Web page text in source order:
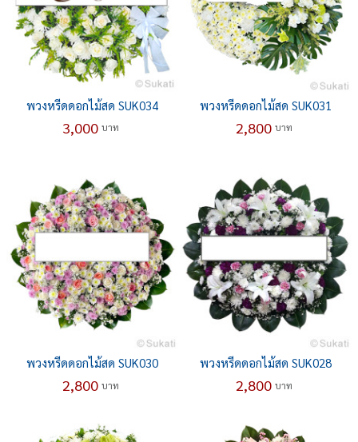
พวงหรีดดอกไม้สด SUK034
3,000 บาท
พวงหรีดดอกไม้สด SUK031
2,800 บาท
พวงหรีดดอกไม้สด SUK030
2,800 บาท
พวงหรีดดอกไม้สด SUK028
2,800 บาท